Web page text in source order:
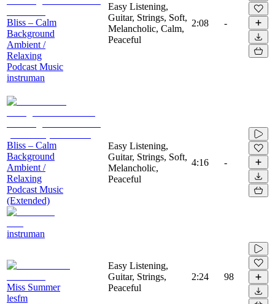
Bliss – Calm
Background
Ambient /
Relaxing
Podcast Music
instruman
Easy Listening,
Guitar, Strings, Soft,
Melancholic, Calm,
Peaceful
2:08 -
Bliss – Calm
Background
Ambient /
Relaxing
Podcast Music
(Extended)
instruman
Easy Listening,
Guitar, Strings, Soft,
Melancholic,
Peaceful
4:16 -
Miss Summer
lesfm
Easy Listening,
Guitar, Strings,
Peaceful
2:24 98